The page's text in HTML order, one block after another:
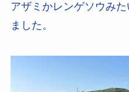
アザミかレンゲソウみ
ました。